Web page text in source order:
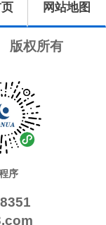
晶振 3.2x1.5晶振
晶振
晶 日蚀晶振
晶
晶振
网站地图
版权所有
序